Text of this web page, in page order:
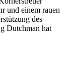
und einem rauen
des
Dutchman hat